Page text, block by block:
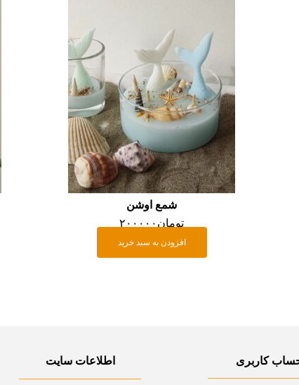
شمع اوشن
تومان ۲۰۰۰۰۰
افزودن به سبد خرید
کاربری اطلاعات سایت